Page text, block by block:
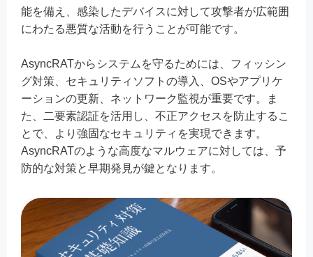
能を備え、感染したデバイスに対して攻撃者が広範囲
にわたる悪質な活動を行うことが可能です。
AsyncRATからシステムを守るためには、フィッシン
グ対策、セキュリティソフトの導入、OSやアプリケ
ーションの更新、ネットワーク監視が重要です。ま
た、二要素認証を活用し、不正アクセスを防止するこ
とで、より強固なセキュリティを実現できます。
AsyncRATのような高度なマルウェアに対しては、予
防的な対策と早期発見が鍵となります。